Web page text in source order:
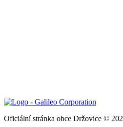
Oficiální stránka obce Držovice ©